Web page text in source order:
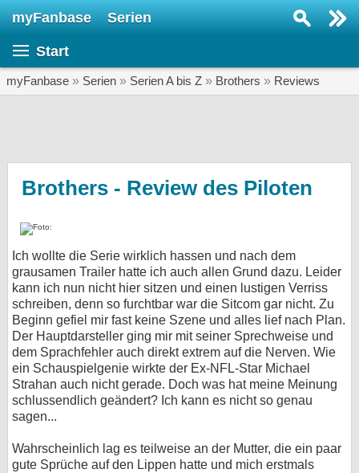
myFanbase Serien
Start
myFanbase » Serien » Serien A bis Z » Brothers » Reviews
Brothers - Review des Piloten
Ich wollte die Serie wirklich hassen und nach dem
grausamen Trailer hatte ich auch allen Grund dazu. Leider
kann ich nun nicht hier sitzen und einen lustigen Verriss
schreiben, denn so furchtbar war die Sitcom gar nicht. Zu
Beginn gefiel mir fast keine Szene und alles lief nach Plan.
Der Hauptdarsteller ging mir mit seiner Sprechweise und
dem Sprachfehler auch direkt extrem auf die Nerven. Wie
ein Schauspielgenie wirkte der Ex-NFL-Star Michael
Strahan auch nicht gerade. Doch was hat meine Meinung
schlussendlich geändert? Ich kann es nicht so genau
sagen...
Wahrscheinlich lag es teilweise an der Mutter, die ein paar
gute Sprüche auf den Lippen hatte und mich erstmals
SERIEN
Specials
SERVICE
Gewinnspiele
Forum
bei X
Kontakt